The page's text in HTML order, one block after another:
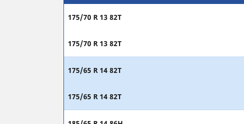
175/70 R 13 82T
175/70 R 13 82T
175/65 R 14 82T
175/65 R 14 82T